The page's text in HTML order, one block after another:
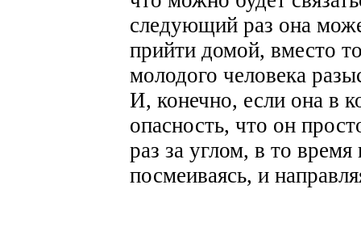
следующий раз она
прийти домой, вместо
молодого человека
И, конечно, если она в
опасность, что он
раз за углом, в то
посмеиваясь, и